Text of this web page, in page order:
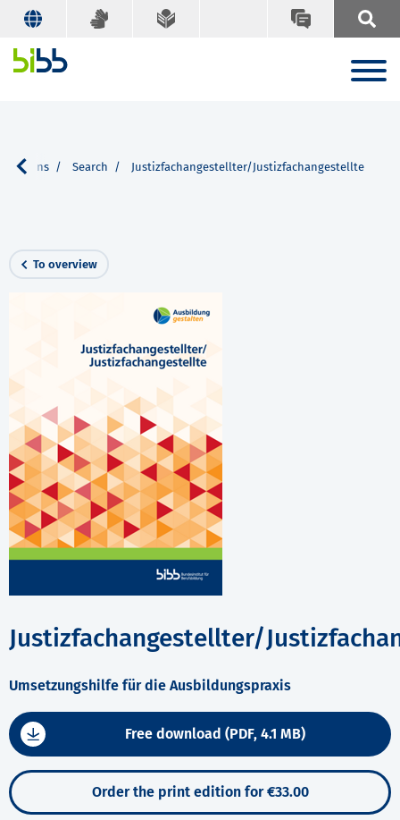
Search Justizfachangestellter/Justizfachangestellte
To overview
Justizfachangestellter/
Umsetzungshilfe für die Ausbildungspraxis
Free download (PDF, 4.1 MB)
Order the print edition for €33.00